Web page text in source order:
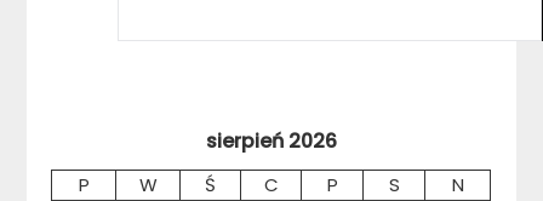
sierpień 2026
P W Ś C P S
N